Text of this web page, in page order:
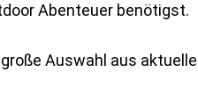
Abenteuer benötigst.
Auswahl aus